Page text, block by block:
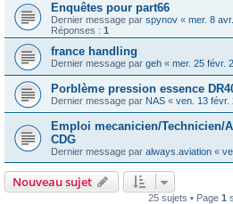
Enquêtes pour part66
Dernier message par spynov « mer. 8
Réponses : 1
france handling
Dernier message par geh « mer. 25 févr.
Porblème pression essence
Dernier message par NAS « ven. 13 févr.
Emploi mecanicien/Technicien/
CDG
Dernier message par always.aviation «
Nouveau sujet
25 sujets • Page 1